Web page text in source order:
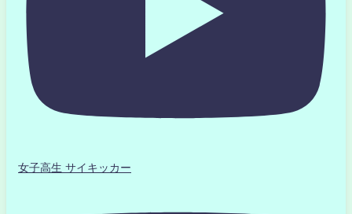
女子高生 サイキッカー